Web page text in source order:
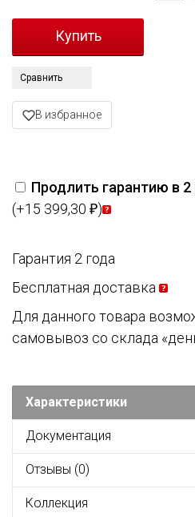
Сравнить
В избранное
Продлить гарантию в 2
(+15 399,30 ₽)
Гарантия 2 года
Бесплатная доставка
Для данного товара
самовывоз со склада
Характеристики
Документация
Отзывы (0)
Коллекция